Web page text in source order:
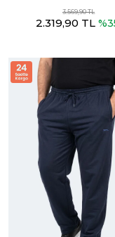
Siyah Koşu &
Ayakkabısı
3.569,90 TL
2.319,90 TL